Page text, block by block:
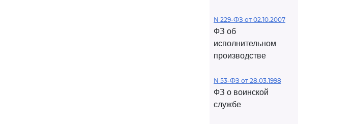
N 229-ФЗ от 02.10.2007
ФЗ об
исполнительном
производстве
N 53-ФЗ от 28.03.1998
ФЗ о воинской
службе